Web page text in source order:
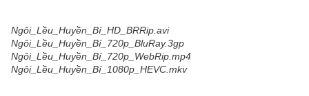
Ngôi_Lều_Huyền_Bí_HD_BRRip.avi
Ngôi_Lều_Huyền_Bí_720p_BluRay.3gp
Ngôi_Lều_Huyền_Bí_720p_WebRip.mp4
Ngôi_Lều_Huyền_Bí_1080p_HEVC.mkv